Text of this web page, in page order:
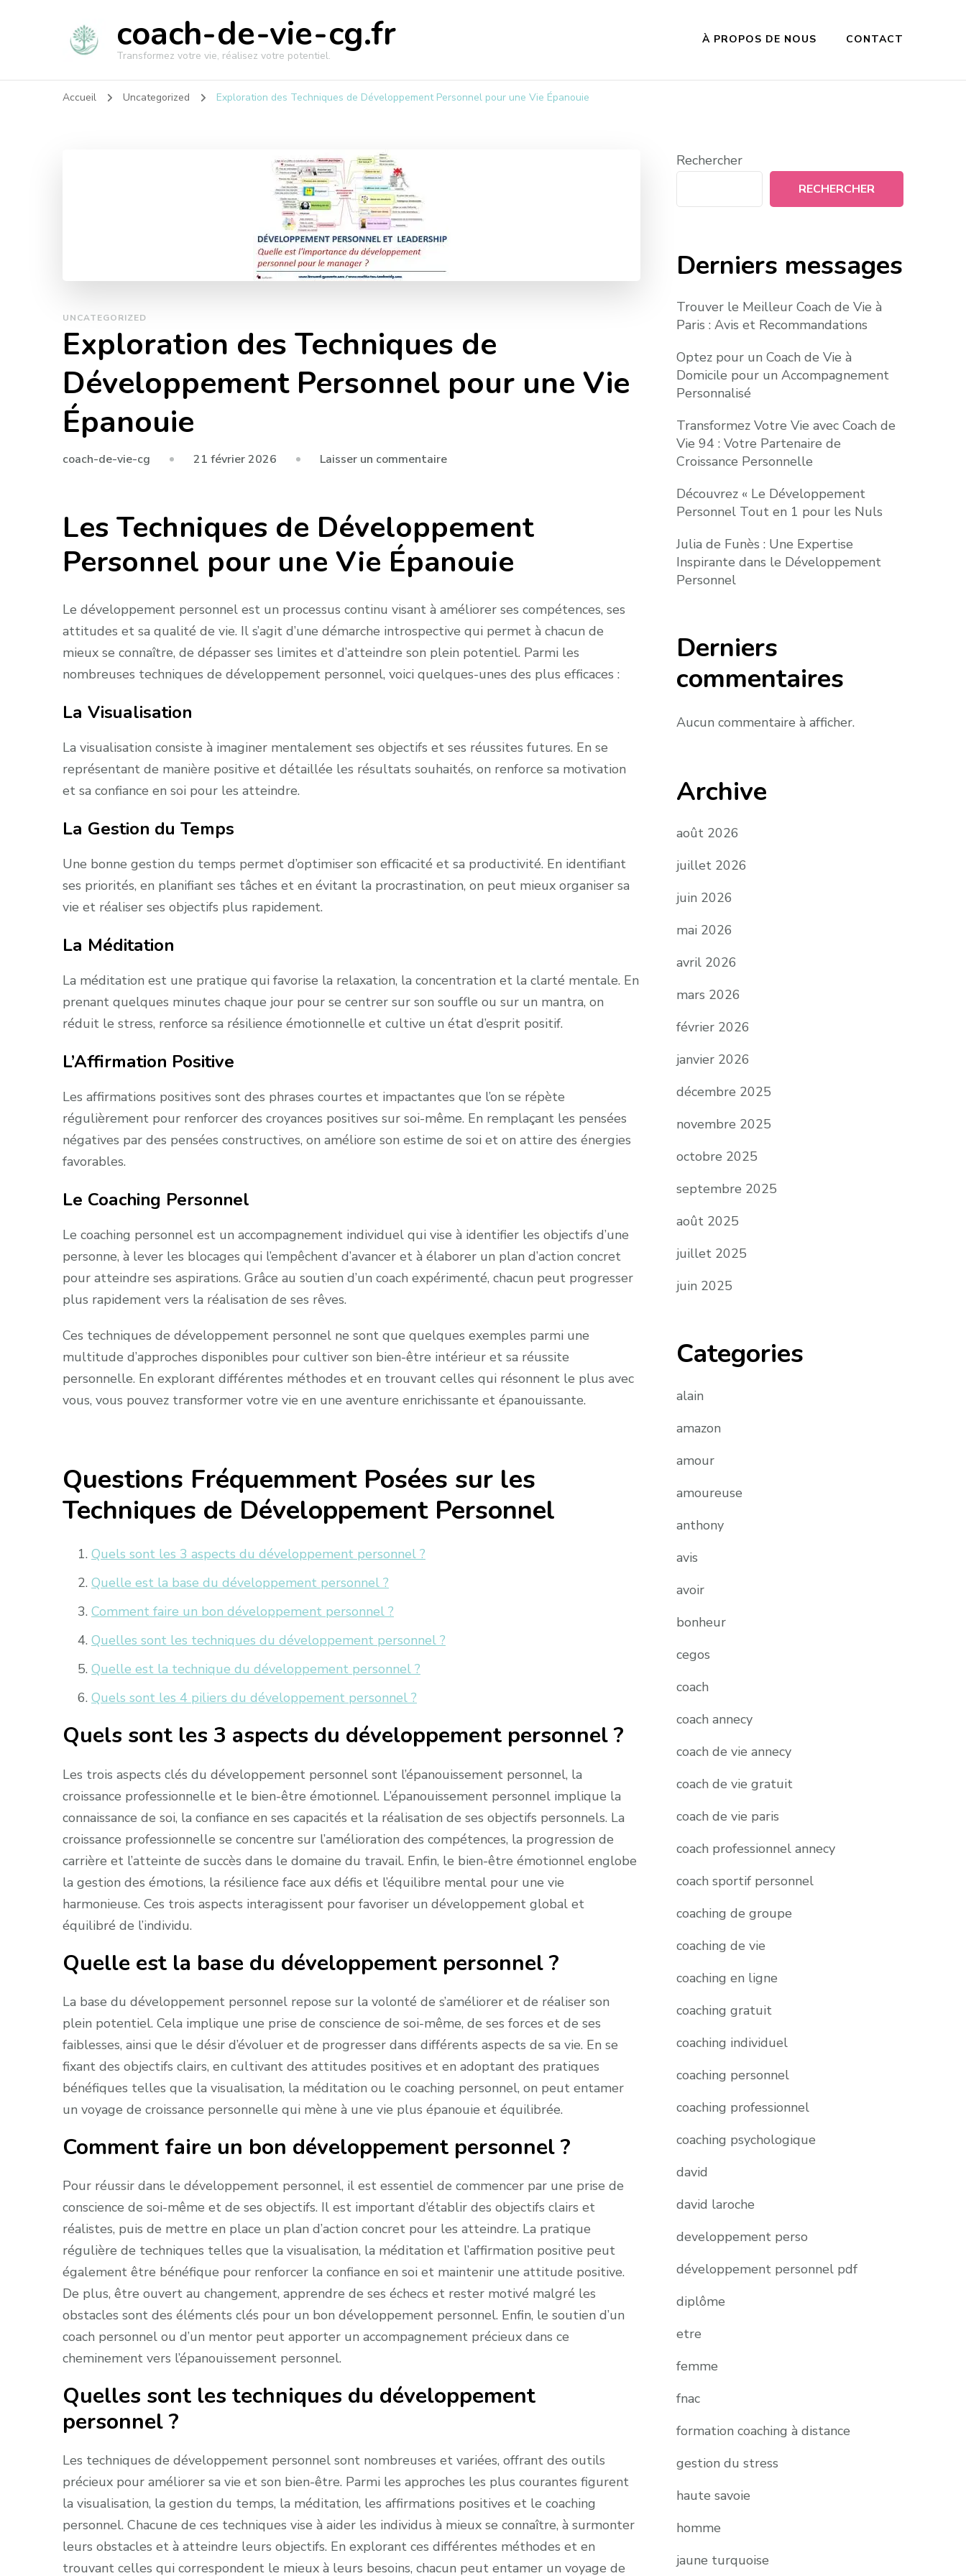
coach-de-vie-cg.fr
Transformez votre vie, réalisez votre potentiel.
À PROPOS DE NOUS CONTACT
Accueil Uncategorized Exploration des Techniques de Développement Personnel pour une Vie Épanouie
UNCATEGORIZED
Exploration des Techniques de
Développement Personnel pour une Vie
Épanouie
coach-de-vie-cg 21 février 2026 Laisser un commentairesur
de
Développement
Personnel
une
Vie
Épanouie
Les Techniques de Développement
Personnel pour une Vie Épanouie
Le développement personnel est un processus continu visant à améliorer ses compétences, ses
attitudes et sa qualité de vie. Il s’agit d’une démarche introspective qui permet à chacun de
mieux se connaître, de dépasser ses limites et d’atteindre son plein potentiel. Parmi les
nombreuses techniques de développement personnel, voici quelques-unes des plus efficaces :
La Visualisation
La visualisation consiste à imaginer mentalement ses objectifs et ses réussites futures. En se
représentant de manière positive et détaillée les résultats souhaités, on renforce sa motivation
et sa confiance en soi pour les atteindre.
La Gestion du Temps
Une bonne gestion du temps permet d’optimiser son efficacité et sa productivité. En identifiant
ses priorités, en planifiant ses tâches et en évitant la procrastination, on peut mieux organiser sa
vie et réaliser ses objectifs plus rapidement.
La Méditation
La méditation est une pratique qui favorise la relaxation, la concentration et la clarté mentale. En
prenant quelques minutes chaque jour pour se centrer sur son souffle ou sur un mantra, on
réduit le stress, renforce sa résilience émotionnelle et cultive un état d’esprit positif.
L’Affirmation Positive
Les affirmations positives sont des phrases courtes et impactantes que l’on se répète
régulièrement pour renforcer des croyances positives sur soi-même. En remplaçant les pensées
négatives par des pensées constructives, on améliore son estime de soi et on attire des énergies
favorables.
Le Coaching Personnel
Le coaching personnel est un accompagnement individuel qui vise à identifier les objectifs d’une
personne, à lever les blocages qui l’empêchent d’avancer et à élaborer un plan d’action concret
pour atteindre ses aspirations. Grâce au soutien d’un coach expérimenté, chacun peut progresser
plus rapidement vers la réalisation de ses rêves.
Ces techniques de développement personnel ne sont que quelques exemples parmi une
multitude d’approches disponibles pour cultiver son bien-être intérieur et sa réussite
personnelle. En explorant différentes méthodes et en trouvant celles qui résonnent le plus avec
vous, vous pouvez transformer votre vie en une aventure enrichissante et épanouissante.
Questions Fréquemment Posées sur les
Techniques de Développement Personnel
Quels sont les 3 aspects du développement personnel ?
Quelle est la base du développement personnel ?
Comment faire un bon développement personnel ?
Quelles sont les techniques du développement personnel ?
Quelle est la technique du développement personnel ?
Quels sont les 4 piliers du développement personnel ?
Quels sont les 3 aspects du développement personnel ?
Les trois aspects clés du développement personnel sont l’épanouissement personnel, la
croissance professionnelle et le bien-être émotionnel. L’épanouissement personnel implique la
connaissance de soi, la confiance en ses capacités et la réalisation de ses objectifs personnels. La
croissance professionnelle se concentre sur l’amélioration des compétences, la progression de
carrière et l’atteinte de succès dans le domaine du travail. Enfin, le bien-être émotionnel englobe
la gestion des émotions, la résilience face aux défis et l’équilibre mental pour une vie
harmonieuse. Ces trois aspects interagissent pour favoriser un développement global et
équilibré de l’individu.
Quelle est la base du développement personnel ?
La base du développement personnel repose sur la volonté de s’améliorer et de réaliser son
plein potentiel. Cela implique une prise de conscience de soi-même, de ses forces et de ses
faiblesses, ainsi que le désir d’évoluer et de progresser dans différents aspects de sa vie. En se
fixant des objectifs clairs, en cultivant des attitudes positives et en adoptant des pratiques
bénéfiques telles que la visualisation, la méditation ou le coaching personnel, on peut entamer
un voyage de croissance personnelle qui mène à une vie plus épanouie et équilibrée.
Comment faire un bon développement personnel ?
Pour réussir dans le développement personnel, il est essentiel de commencer par une prise de
conscience de soi-même et de ses objectifs. Il est important d’établir des objectifs clairs et
réalistes, puis de mettre en place un plan d’action concret pour les atteindre. La pratique
régulière de techniques telles que la visualisation, la méditation et l’affirmation positive peut
également être bénéfique pour renforcer la confiance en soi et maintenir une attitude positive.
De plus, être ouvert au changement, apprendre de ses échecs et rester motivé malgré les
obstacles sont des éléments clés pour un bon développement personnel. Enfin, le soutien d’un
coach personnel ou d’un mentor peut apporter un accompagnement précieux dans ce
cheminement vers l’épanouissement personnel.
Quelles sont les techniques du développement
personnel ?
Les techniques de développement personnel sont nombreuses et variées, offrant des outils
précieux pour améliorer sa vie et son bien-être. Parmi les approches les plus courantes figurent
la visualisation, la gestion du temps, la méditation, les affirmations positives et le coaching
personnel. Chacune de ces techniques vise à aider les individus à mieux se connaître, à surmonter
leurs obstacles et à atteindre leurs objectifs. En explorant ces différentes méthodes et en
trouvant celles qui correspondent le mieux à leurs besoins, chacun peut entamer un voyage de
Rechercher
RECHERCHER
Derniers messages
Trouver le Meilleur Coach de Vie à
Paris : Avis et Recommandations
Optez pour un Coach de Vie à
Domicile pour un Accompagnement
Personnalisé
Transformez Votre Vie avec Coach de
Vie 94 : Votre Partenaire de
Croissance Personnelle
Découvrez « Le Développement
Personnel Tout en 1 pour les Nuls
Julia de Funès : Une Expertise
Inspirante dans le Développement
Personnel
Derniers
commentaires
Aucun commentaire à afficher.
Archive
août 2026
juillet 2026
juin 2026
mai 2026
avril 2026
mars 2026
février 2026
janvier 2026
décembre 2025
novembre 2025
octobre 2025
septembre 2025
août 2025
juillet 2025
juin 2025
Categories
alain
amazon
amour
amoureuse
anthony
avis
avoir
bonheur
cegos
coach
coach annecy
coach de vie annecy
coach de vie gratuit
coach de vie paris
coach professionnel annecy
coach sportif personnel
coaching de groupe
coaching de vie
coaching en ligne
coaching gratuit
coaching individuel
coaching personnel
coaching professionnel
coaching psychologique
david
david laroche
developpement perso
développement personnel pdf
diplôme
etre
femme
fnac
formation coaching à distance
gestion du stress
haute savoie
homme
jaune turquoise